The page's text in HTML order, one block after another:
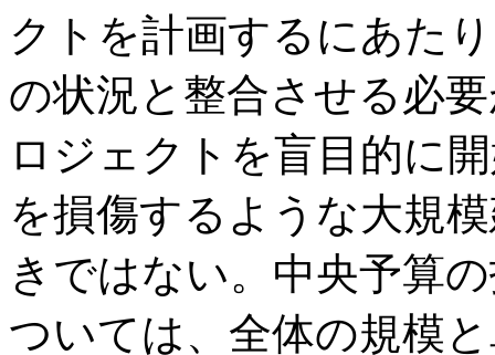
クトを計画するにあた
の状況と整合させる必
ロジェクトを盲目的に
を損傷するような大規
きではない。中央予算
ついては、全体の規模